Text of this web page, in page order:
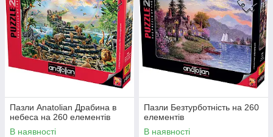
Пазли Anatolian Драбина в
небеса на 260 елементів
В наявності
Пазли Безтурботність на 260
елементів
В наявності